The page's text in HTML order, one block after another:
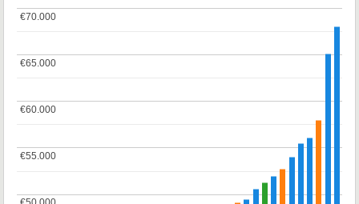
€55.000
€55.000
€60.000
€60.000
€65.000
€65.000
€70.000
€70.000